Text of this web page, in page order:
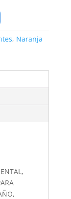
, Naranja